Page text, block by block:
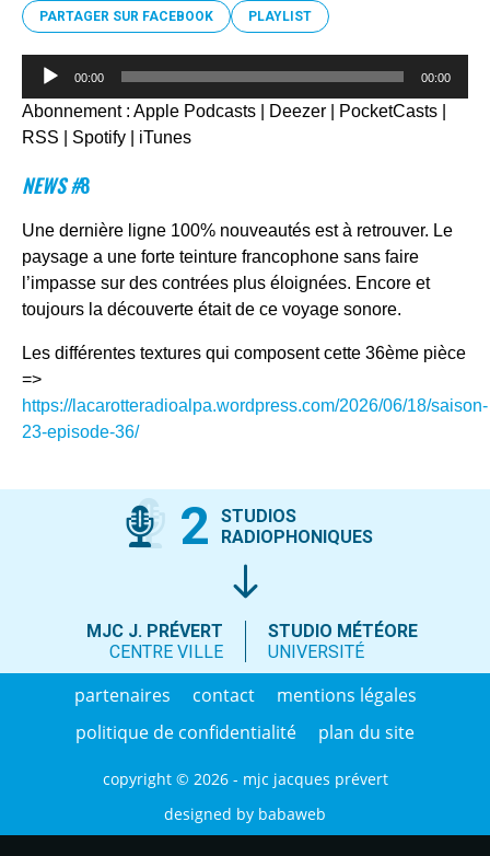
PARTAGER SUR FACEBOOK PLAYLIST
Lecteur
00:00 00:00
Abonnement : Apple Podcasts Deezer PocketCasts
RSS
Spotify iTunes
NEWS #8
Une dernière ligne 100% nouveautés est à retrouver. Le
paysage a une forte teinture francophone sans faire
l’impasse sur des contrées plus éloignées. Encore et
toujours la découverte était de ce voyage sonore.
Les différentes textures qui composent cette 36ème pièce
=>
https://lacarotteradioalpa.wordpress.com/2026/06/18/saison-
23-episode-36/
2
STUDIOS
RADIOPHONIQUES
MJC J. PRÉVERT
CENTRE VILLE
STUDIO MÉTÉORE
UNIVERSITÉ
partenaires contact
mentions légales
politique de confidentialité
plan du site
copyright © 2026 - mjc jacques prévert
designed by babaweb